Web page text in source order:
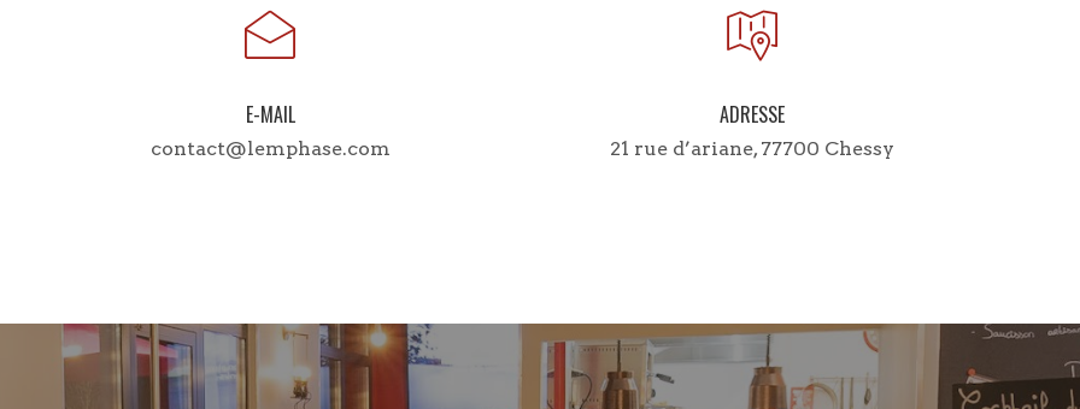
E-MAIL
contact@lemphase.com
ADRESSE
21 rue d’ariane, 77700 Chessy